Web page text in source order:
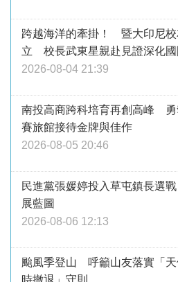
跨越海洋的牽掛！ 暨大印尼校
立 校長武東星親赴見證深化國
2026-08-04 21:39
南投高商跨科培育再創高峰 勇
賽旅館接待金牌與佳作
2026-08-05 20:46
民進黨張媛婷投入草屯鎮長選
展藍圖
2026-08-06 12:13
颱風季登山 呼籲山友落實「天
時撤退」守則